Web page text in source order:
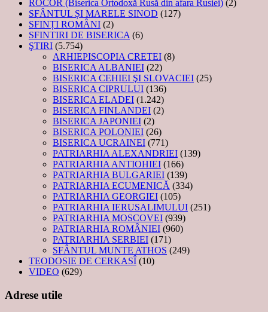
ROCOR (Biserica Ortodoxă Rusă din afara Rusiei) (2)
SFÂNTUL ȘI MARELE SINOD (127)
SFINȚI ROMÂNI (2)
SFINTIRI DE BISERICA (6)
ŞTIRI (5.754)
ARHIEPISCOPIA CRETEI (8)
BISERICA ALBANIEI (22)
BISERICA CEHIEI ŞI SLOVACIEI (25)
BISERICA CIPRULUI (136)
BISERICA ELADEI (1.242)
BISERICA FINLANDEI (2)
BISERICA JAPONIEI (2)
BISERICA POLONIEI (26)
BISERICA UCRAINEI (771)
PATRIARHIA ALEXANDRIEI (139)
PATRIARHIA ANTIOHIEI (166)
PATRIARHIA BULGARIEI (139)
PATRIARHIA ECUMENICĂ (334)
PATRIARHIA GEORGIEI (105)
PATRIARHIA IERUSALIMULUI (251)
PATRIARHIA MOSCOVEI (939)
PATRIARHIA ROMÂNIEI (960)
PATRIARHIA SERBIEI (171)
SFÂNTUL MUNTE ATHOS (249)
TEODOSIE DE CERKASÎ (10)
VIDEO (629)
Adrese utile